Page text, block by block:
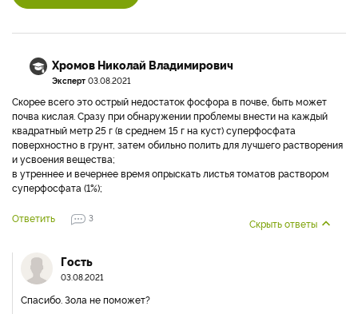
Хромов Николай Владимирович
Эксперт 03.08.2021
Скорее всего это острый недостаток фосфора в почве, быть может
почва кислая. Сразу при обнаружении проблемы внести на каждый
квадратный метр 25 г (в среднем 15 г на куст) суперфосфата
поверхностно в грунт, затем обильно полить для лучшего растворения
и усвоения вещества;
в утреннее и вечернее время опрыскать листья томатов раствором
суперфосфата (1%);
Ответить 3 Скрыть ответы
Гость
03.08.2021
Спасибо. Зола не поможет?